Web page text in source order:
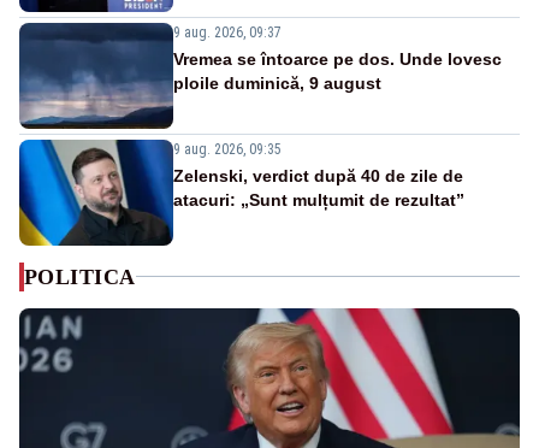
9 aug. 2026, 09:37
Vremea se întoarce pe dos. Unde lovesc
ploile duminică, 9 august
9 aug. 2026, 09:35
Zelenski, verdict după 40 de zile de
atacuri: „Sunt mulțumit de rezultat”
POLITICA